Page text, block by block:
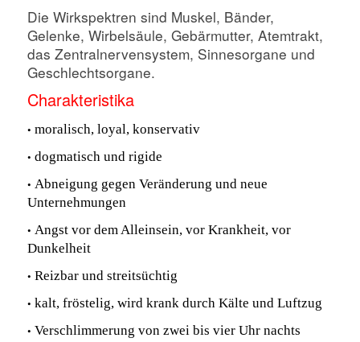
Die Wirkspektren sind Muskel, Bänder,
Gelenke, Wirbelsäule, Gebärmutter, Atemtrakt,
das Zentralnervensystem, Sinnesorgane und
Geschlechtsorgane.
Charakteristika
• moralisch, loyal, konservativ
• dogmatisch und rigide
• Abneigung gegen Veränderung und neue
Unternehmungen
• Angst vor dem Alleinsein, vor Krankheit, vor
Dunkelheit
• Reizbar und streitsüchtig
• kalt, fröstelig, wird krank durch Kälte und Luftzug
• Verschlimmerung von zwei bis vier Uhr nachts